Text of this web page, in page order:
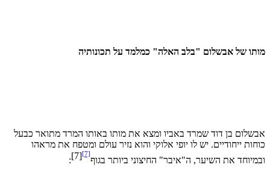
של אבשלום "בלב האלה" כמלמד על תכונותיה
בן דוד שמרד באביו ומצא את מותו באותו המרד מתואר כבעל
ייחודיים. יש לו יופי אלוקי והוא נזיר עולם ומטפח את מראהו
את השיער, ה"איבר" החיצוני ביותר בגוף
[7]
: